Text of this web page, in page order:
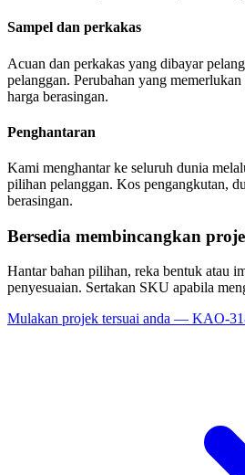
Sampel dan perkakas
Acuan dan perkakas yang dibayar
pelanggan. Perubahan yang
harga berasingan.
Penghantaran
Kami menghantar ke seluruh dunia
pilihan pelanggan. Kos pengangkutan,
berasingan.
Bersedia membincangkan
Hantar bahan pilihan, reka bentuk atau
penyesuaian. Sertakan SKU apabila
Mulakan projek tersuai anda — KAO-